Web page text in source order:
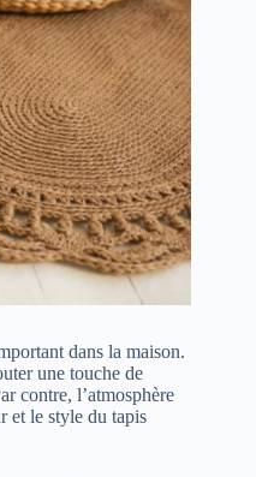
dans la maison.
une touche de
contre, l’atmosphère
et le style du tapis